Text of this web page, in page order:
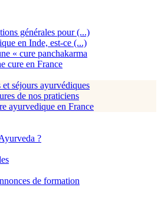
générales pour (...)
en Inde, est-ce (...)
« cure panchakarma
cure en France
et séjours ayurvédiques
de nos praticiens
ayurvedique en France
?
de formation